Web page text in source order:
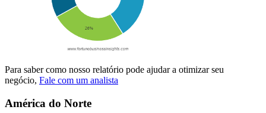
Para saber como nosso relatório pode ajudar a otimizar seu
negócio, Fale com um analista
América do Norte